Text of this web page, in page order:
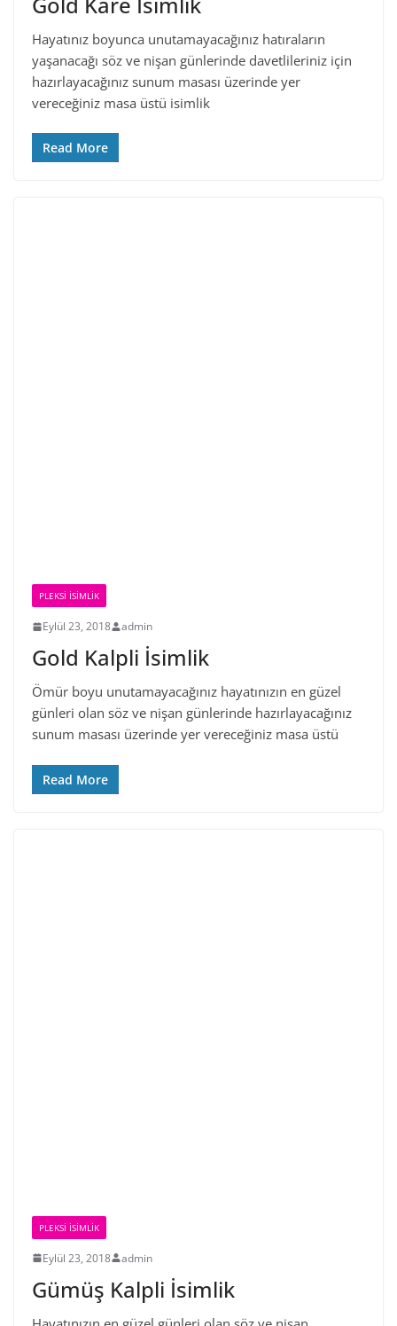
Hayatınız boyunca unutamayacağınız hatıraların
yaşanacağı söz ve nişan günlerinde davetlileriniz için
hazırlayacağınız sunum masası üzerinde yer
vereceğiniz masa üstü isimlik
Read More
PLEKSI İSIMLIK
Eylül 23, 2018 admin
Gold Kalpli İsimlik
Ömür boyu unutamayacağınız hayatınızın en güzel
günleri olan söz ve nişan günlerinde hazırlayacağınız
sunum masası üzerinde yer vereceğiniz masa üstü
Read More
PLEKSI İSIMLIK
Eylül 23, 2018 admin
Gümüş Kalpli İsimlik